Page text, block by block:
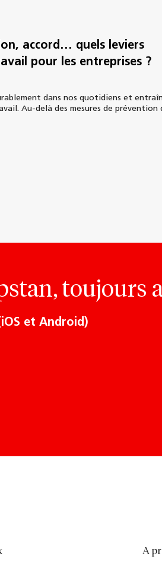
accord… quels leviers
pour les entreprises ?
dans nos quotidiens et
Au-delà des mesures de prévention
toujours
et Android)
A